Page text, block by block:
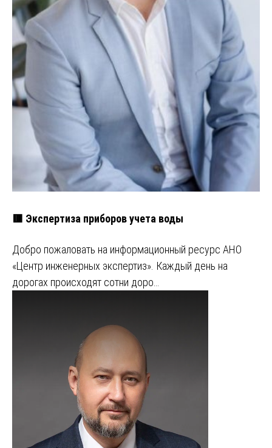
🟥 Экспертиза приборов учета воды
Добро пожаловать на информационный ресурс АНО
«Центр инженерных экспертиз». Каждый день на
дорогах происходят сотни доро…